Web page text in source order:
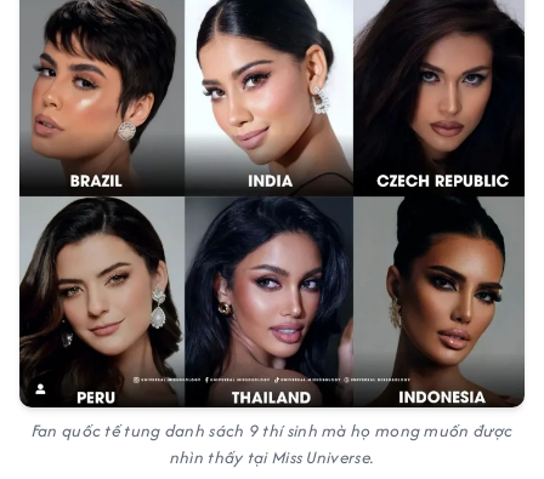
Fan quốc tế tung danh sách 9 thí sinh mà họ mong muốn được
nhìn thấy tại Miss Universe.